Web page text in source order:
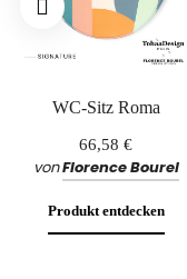
Bestellung ebenfalls per
WC-Sitz Roma
66,58 €
vonFlorence Bourel
Produkt entdecken